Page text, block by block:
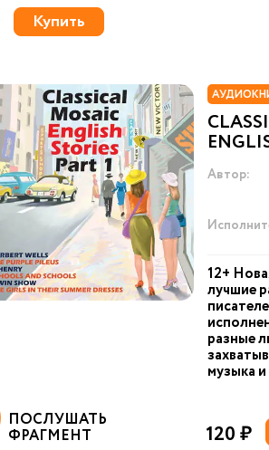
Купить
Автор:
12+
лучшие
разные
музыка
ПОСЛУШАТЬ
ФРАГМЕНТ 120 ₽